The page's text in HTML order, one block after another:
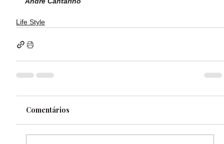
Life Style
Comentários